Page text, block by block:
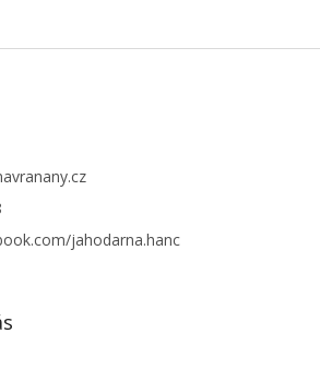
jahodarna.hanc